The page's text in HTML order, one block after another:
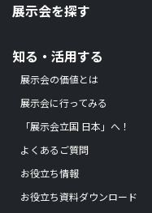
展示会を探す
知る・活用する
展示会の価値とは
展示会に行ってみる
「展示会立国 日本」へ！
よくあるご質問
お役立ち情報
お役立ち資料ダウンロード